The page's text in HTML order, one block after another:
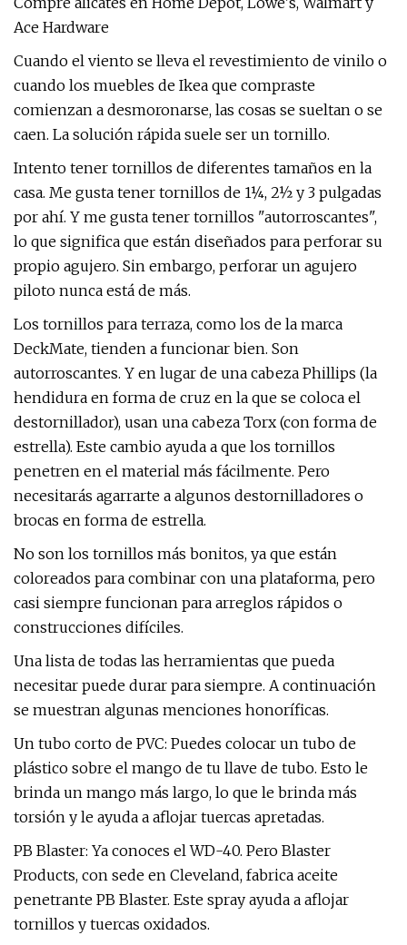
Ace Hardware
Cuando el viento se lleva el revestimiento de vinilo o
cuando los muebles de Ikea que compraste
comienzan a desmoronarse, las cosas se sueltan o se
caen. La solución rápida suele ser un tornillo.
Intento tener tornillos de diferentes tamaños en la
casa. Me gusta tener tornillos de 1¼, 2½ y 3 pulgadas
por ahí. Y me gusta tener tornillos "autorroscantes",
lo que significa que están diseñados para perforar su
propio agujero. Sin embargo, perforar un agujero
piloto nunca está de más.
Los tornillos para terraza, como los de la marca
DeckMate, tienden a funcionar bien. Son
autorroscantes. Y en lugar de una cabeza Phillips (la
hendidura en forma de cruz en la que se coloca el
destornillador), usan una cabeza Torx (con forma de
estrella). Este cambio ayuda a que los tornillos
penetren en el material más fácilmente. Pero
necesitarás agarrarte a algunos destornilladores o
brocas en forma de estrella.
No son los tornillos más bonitos, ya que están
coloreados para combinar con una plataforma, pero
casi siempre funcionan para arreglos rápidos o
construcciones difíciles.
Una lista de todas las herramientas que pueda
necesitar puede durar para siempre. A continuación
se muestran algunas menciones honoríficas.
Un tubo corto de PVC: Puedes colocar un tubo de
plástico sobre el mango de tu llave de tubo. Esto le
brinda un mango más largo, lo que le brinda más
torsión y le ayuda a aflojar tuercas apretadas.
PB Blaster: Ya conoces el WD-40. Pero Blaster
Products, con sede en Cleveland, fabrica aceite
penetrante PB Blaster. Este spray ayuda a aflojar
tornillos y tuercas oxidados.